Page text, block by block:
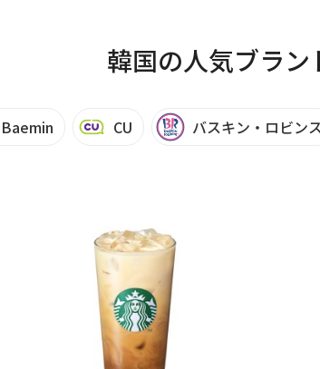
韓国の人気ブラン
Baemin CU バスキン・ロビン